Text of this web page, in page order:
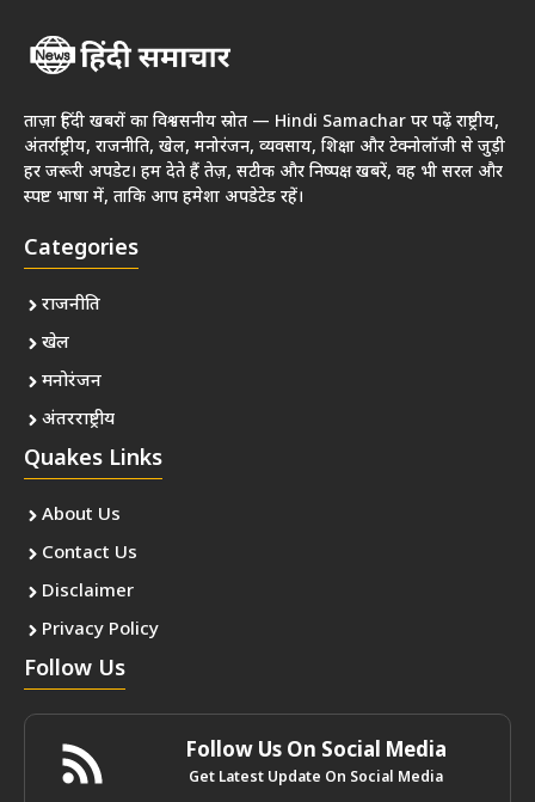
ताज़ा हिंदी खबरों का विश्वसनीय स्रोत — Hindi Samachar पर पढ़ें राष्ट्रीय,
अंतर्राष्ट्रीय, राजनीति, खेल, मनोरंजन, व्यवसाय, शिक्षा और टेक्नोलॉजी से जुड़ी
हर जरूरी अपडेट। हम देते हैं तेज़, सटीक और निष्पक्ष खबरें, वह भी सरल और
स्पष्ट भाषा में, ताकि आप हमेशा अपडेटेड रहें।
Categories
राजनीति
खेल
मनोरंजन
अंतरराष्ट्रीय
Quakes Links
About Us
Contact Us
Disclaimer
Privacy Policy
Follow Us
Follow Us On Social Media
Get Latest Update On Social Media